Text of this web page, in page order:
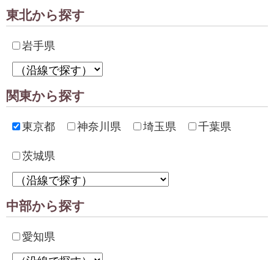
東北から探す
岩手県
関東から探す
東京都 神奈川県 埼玉県 千葉県
茨城県
中部から探す
愛知県